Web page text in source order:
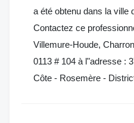
a été obtenu dans la ville
Contactez ce
Villemure-Houde,
0113 # 104 à l"adresse :
Côte - Rosemère -